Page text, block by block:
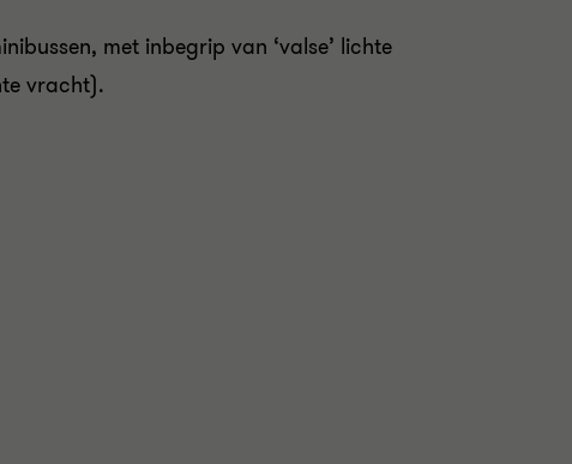
met inbegrip van ‘valse’ lichte
vracht).